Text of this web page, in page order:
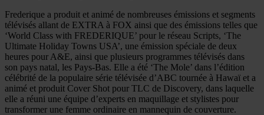
Frederique a produit et animé de nombreuses émissions et segments
télévisés allant de EXTRA à FOX ainsi que des émissions telles que
‘World Class with FREDERIQUE’ pour le réseau Scripts, ‘The
Ultimate Holiday Towns USA’, une émission spéciale de deux
heures pour A&E, ainsi que plusieurs programmes télévisés dans
son pays natal, les Pays-Bas. Elle a été ‘The Mole’ dans l’édition
célébrité de la populaire série télévisée d’ABC tournée à Hawaï et a
animé et produit Cover Shot pour TLC de Discovery, dans laquelle
elle a réuni une équipe d’experts en maquillage et stylistes pour
transformer une femme ordinaire en mannequin de couverture.